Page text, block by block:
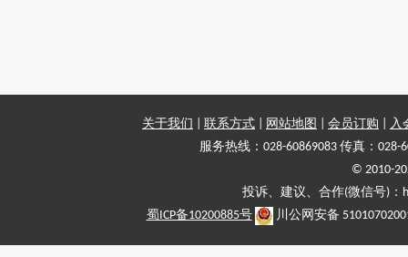
关于我们 联系方式 网站地图 会员订购
入
服务热线：028-60869083 传真：028-
© 2010-
投诉、建议、合作(微信号)
蜀ICP备10200885号
川公网安备